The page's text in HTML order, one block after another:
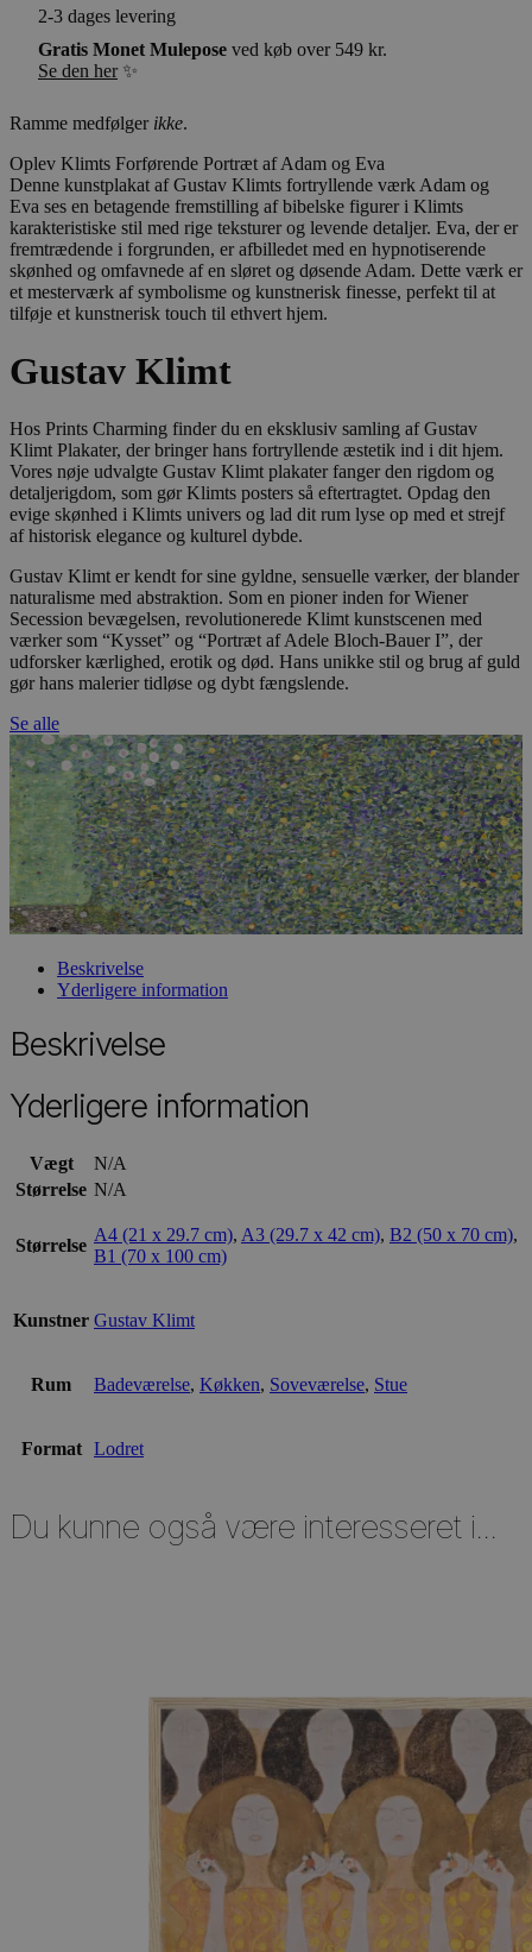
2-3 dages levering
Gratis Monet Mulepose ved køb over 549 kr.
Se den her✨
Ramme medfølger ikke.
Oplev Klimts Forførende Portræt af Adam og Eva
Denne kunstplakat af Gustav Klimts fortryllende værk Adam og
Eva ses en betagende fremstilling af bibelske figurer i Klimts
karakteristiske stil med rige teksturer og levende detaljer. Eva, der er
fremtrædende i forgrunden, er afbilledet med en hypnotiserende
skønhed og omfavnede af en sløret og døsende Adam. Dette værk er
et mesterværk af symbolisme og kunstnerisk finesse, perfekt til at
tilføje et kunstnerisk touch til ethvert hjem.
Gustav Klimt
Hos Prints Charming finder du en eksklusiv samling af Gustav
Klimt Plakater, der bringer hans fortryllende æstetik ind i dit hjem.
Vores nøje udvalgte Gustav Klimt plakater fanger den rigdom og
detaljerigdom, som gør Klimts posters så eftertragtet. Opdag den
evige skønhed i Klimts univers og lad dit rum lyse op med et strejf
af historisk elegance og kulturel dybde.
Gustav Klimt er kendt for sine gyldne, sensuelle værker, der blander
naturalisme med abstraktion. Som en pioner inden for Wiener
Secession bevægelsen, revolutionerede Klimt kunstscenen med
værker som “Kysset” og “Portræt af Adele Bloch-Bauer I”, der
udforsker kærlighed, erotik og død. Hans unikke stil og brug af guld
gør hans malerier tidløse og dybt fængslende.
Se alle
Beskrivelse
Yderligere information
Beskrivelse
Yderligere information
Vægt
N/A
Størrelse N/A
Størrelse
A4 (21 x 29.7 cm), A3 (29.7 x 42 cm), B2 (50 x 70 cm),
B1 (70 x 100 cm)
Kunstner Gustav Klimt
Rum Badeværelse, Køkken, Soveværelse, Stue
Format Lodret
Du kunne også være interesseret i...